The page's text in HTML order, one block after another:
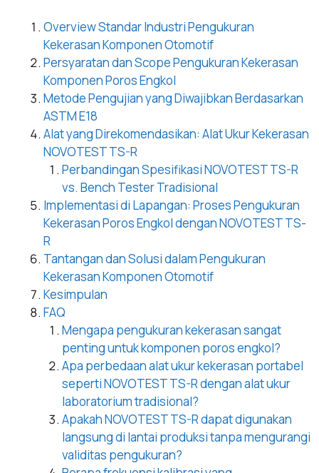
Overview Standar Industri Pengukuran
Kekerasan Komponen Otomotif
Persyaratan dan Scope Pengukuran Kekerasan
Komponen Poros Engkol
Metode Pengujian yang Diwajibkan Berdasarkan
ASTM E18
Alat yang Direkomendasikan: Alat Ukur Kekerasan
NOVOTEST TS-R
Perbandingan Spesifikasi NOVOTEST TS-R
vs. Bench Tester Tradisional
Implementasi di Lapangan: Proses Pengukuran
Kekerasan Poros Engkol dengan NOVOTEST TS-
R
Tantangan dan Solusi dalam Pengukuran
Kekerasan Komponen Otomotif
Kesimpulan
FAQ
Mengapa pengukuran kekerasan sangat
penting untuk komponen poros engkol?
Apa perbedaan alat ukur kekerasan portabel
seperti NOVOTEST TS-R dengan alat ukur
laboratorium tradisional?
Apakah NOVOTEST TS-R dapat digunakan
langsung di lantai produksi tanpa mengurangi
validitas pengukuran?